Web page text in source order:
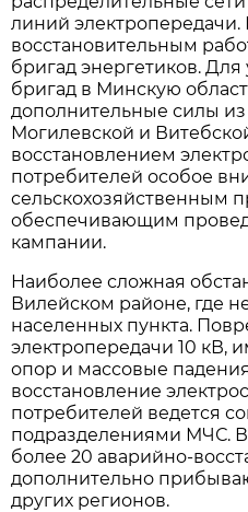
линий электропередачи.
восстановительным
бригад энергетиков.
бригад в Минскую
дополнительные силы из
Могилевской и
восстановлением
потребителей особое
сельскохозяйственным
обеспечивающим
кампании.
Наиболее сложная
Вилейском районе, где
населенных пункта.
электропередачи 10 кВ,
опор и массовые
восстановление
потребителей ведется
подразделениями МЧС.
более 20 аварийно-
дополнительно
других регионов.